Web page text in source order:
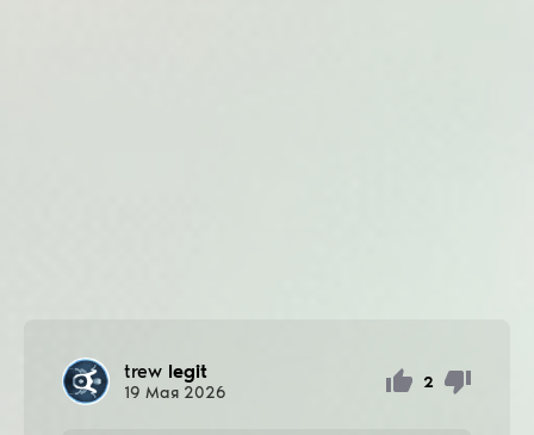
trew legit
19 Мая 2026
2